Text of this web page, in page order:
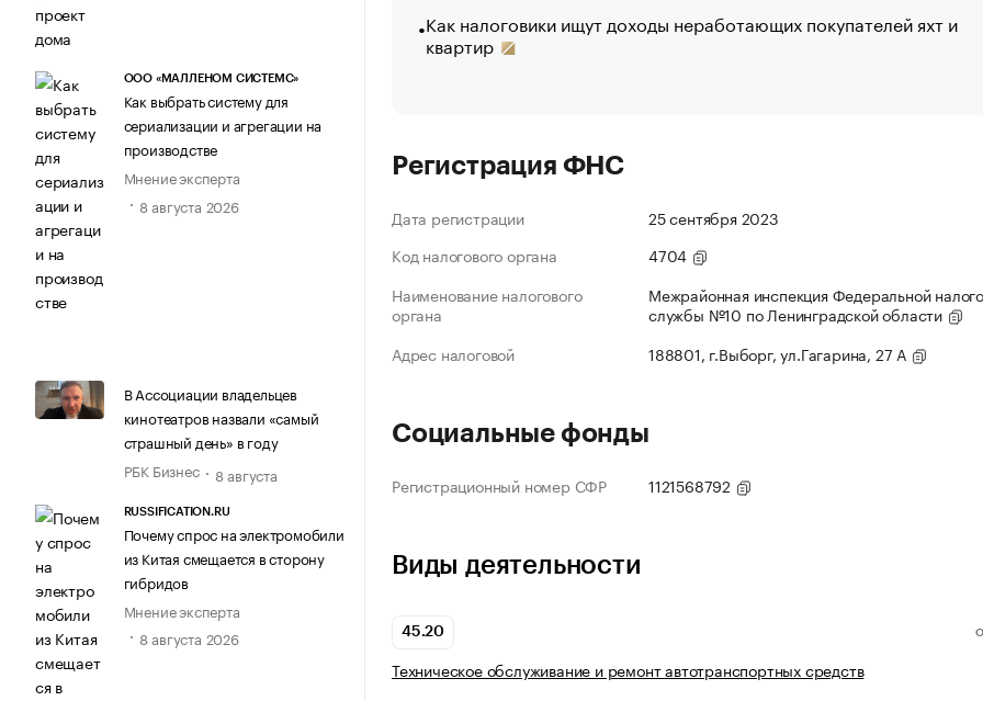
ООО «МАЛЛЕНОМ СИСТЕМС»
Как выбрать систему для
сериализации и агрегации на
производстве
Мнение эксперта
8 августа 2026
В Ассоциации владельцев
кинотеатров назвали «самый
страшный день» в году
РБК Бизнес
8 августа
RUSSIFICATION.RU
Почему спрос на электромобили
из Китая смещается в сторону
гибридов
Мнение эксперта
8 августа 2026
Как налоговики ищут доходы неработающих покупателей яхт и
квартир
Регистрация ФНС
Дата регистрации
25 сентября 2023
Код налогового органа
4704
Наименование налогового
органа
Межрайонная инспекция Федеральной
службы №10 по Ленинградской области
Адрес налоговой
188801, г.Выборг, ул.Гагарина, 27 А
Социальные фонды
Регистрационный номер СФР 1121568792
Виды деятельности
45.20
Техническое обслуживание и ремонт автотранспортных средств